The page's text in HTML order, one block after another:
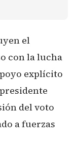
el
con la lucha
explícito
del voto
a fuerzas